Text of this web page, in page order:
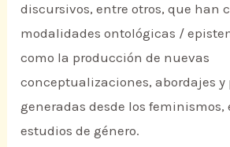
discursivos, entre otros, que han
modalidades ontológicas /
como la producción de nuevas
conceptualizaciones, abordajes y
generadas desde los feminismos,
estudios de género.